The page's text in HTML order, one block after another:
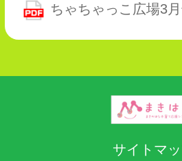
ちゃちゃっこ広場3
サイトマ